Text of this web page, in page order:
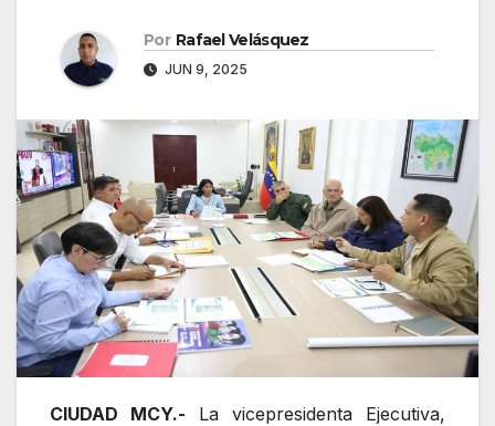
Por Rafael Velásquez
JUN 9, 2025
CIUDAD MCY.- La vicepresidenta Ejecutiva,